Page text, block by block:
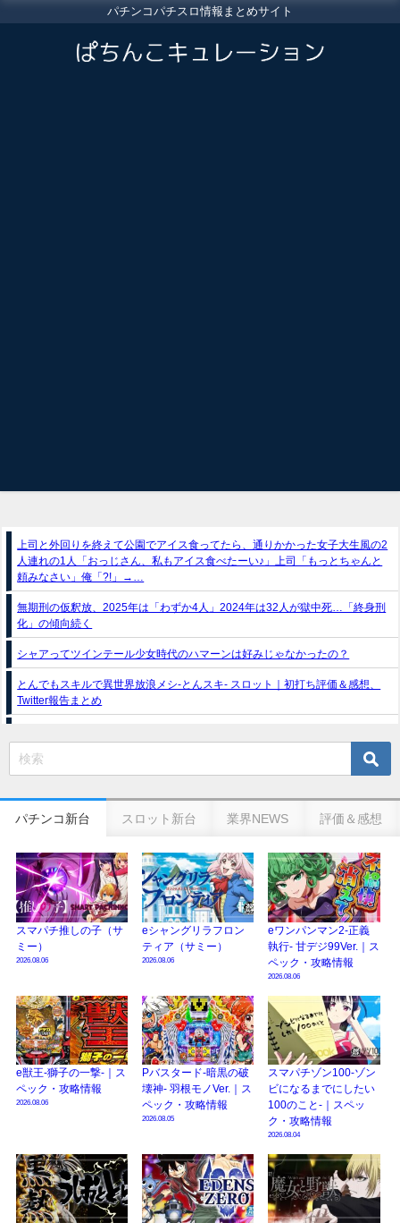
パチンコパチスロ情報まとめサイト
上司と外回りを終えて公園でアイス食ってたら、通りかかった女子大生風の2
人連れの1人「おっじさん、私もアイス食べたーい♪」上司「もっとちゃんと
頼みなさい」俺「?!」→…
無期刑の仮釈放、2025年は「わずか4人」2024年は32人が獄中死…「終身刑
化」の傾向続く
シャアってツインテール少女時代のハマーンは好みじゃなかったの？
とんでもスキルで異世界放浪メシ-とんスキ- スロット｜初打ち評価＆感想、
Twitter報告まとめ
e獣王-獅子の一撃-｜スペック・攻略情報
の幸せ空間、好感触のフェアスタート、原作愛溢れる演出に感動 etc…
日遊協、ファン調査2025を発表｜使用金額中央値「1万円-3万円/1回」「遊技
歴20年以上が50％以上」等々…
【2025年】エイプリルフール話題（ネタ）まとめ｜ぱちんこパチスロ関連【4
月1日】
パチンコ新台 スロット新台 業界NEWS 評価＆感想
スマパチ推しの子（サ
ミー）
2026.08.06
eシャングリラフロン
ティア（サミー）
2026.08.06
eワンパンマン2-正義
執行- 甘デジ99Ver.｜ス
ペック・攻略情報
2026.08.06
e獣王-獅子の一撃-｜ス
ペック・攻略情報
2026.08.06
Pバスタード-暗黒の破
壊神- 羽根モノVer.｜ス
ペック・攻略情報
2026.08.05
スマパチゾン100-ゾン
ビになるまでにしたい
100のこと-｜スペッ
ク・攻略情報
2026.08.04